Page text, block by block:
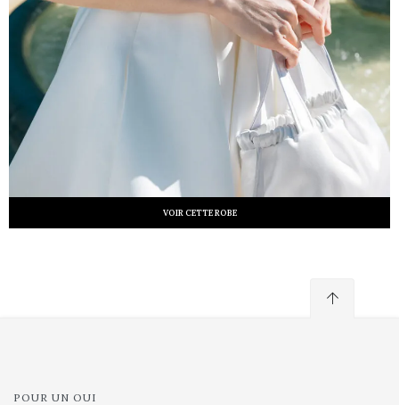
VOIR CETTE ROBE
POUR UN OUI